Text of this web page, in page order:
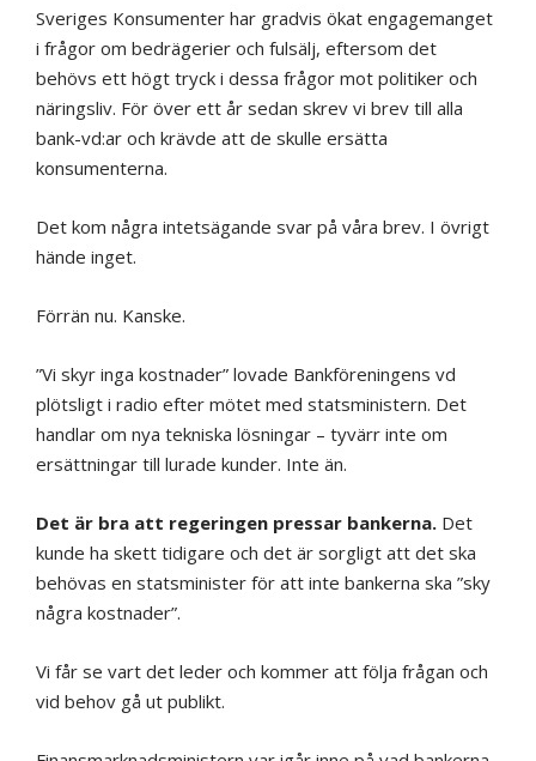
Sveriges Konsumenter har gradvis ökat engagemanget
i frågor om bedrägerier och fulsälj, eftersom det
behövs ett högt tryck i dessa frågor mot politiker och
näringsliv. För över ett år sedan skrev vi brev till alla
bank-vd:ar och krävde att de skulle ersätta
konsumenterna.
Det kom några intetsägande svar på våra brev. I övrigt
hände inget.
Förrän nu. Kanske.
”Vi skyr inga kostnader” lovade Bankföreningens vd
plötsligt i radio efter mötet med statsministern. Det
handlar om nya tekniska lösningar – tyvärr inte om
ersättningar till lurade kunder. Inte än.
Det är bra att regeringen pressar bankerna. Det
kunde ha skett tidigare och det är sorgligt att det ska
behövas en statsminister för att inte bankerna ska ”sky
några kostnader”.
Vi får se vart det leder och kommer att följa frågan och
vid behov gå ut publikt.